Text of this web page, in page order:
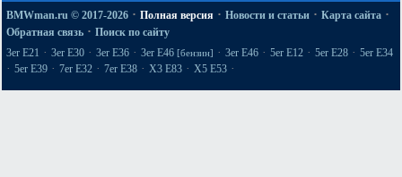
BMWman.ru © 2017-2026 · Полная версия · Новости и статьи · Карта сайта ·
Обратная связь · Поиск по сайту
3er E21 · 3er E30 · 3er E36 · 3er E46 [бензин] · 3er E46 · 5er E12 · 5er E28 · 5er E34
· 5er E39 · 7er E32 · 7er E38 · X3 E83 · X5 E53 ·